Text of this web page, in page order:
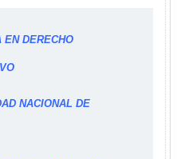
EN DERECHO
NACIONAL DE